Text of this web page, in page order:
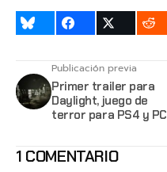
Publicación previa
Primer trailer para
Daylight, juego de
terror para PS4 y PC
1 COMENTARIO